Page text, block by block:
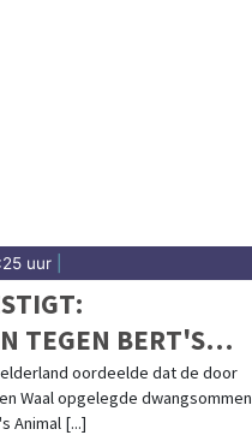
uur
TEGEN BERT'S
TERECHT
oordeelde dat de door
Waal opgelegde dwangsommen
Animal [...]